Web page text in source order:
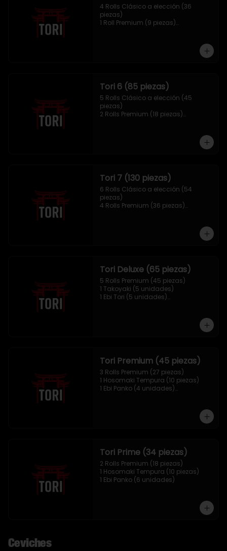
4 Rolls Clásico a elección (36
piezas)
1 Roll Premium (9 piezas)
Tori 6 (85 piezas)
5 Rolls Clásico a elección (45
piezas)
2 Rolls Premium (18 piezas)
Tori 7 (130 piezas)
6 Rolls Clásico a elección (54
piezas)
4 Rolls Premium (36 piezas)
Tori Deluxe (65 piezas)
5 Rolls Premium (45 piezas)
1 Takoyaki (5 unidades)
1 Ebi Tori (5 unidades)
Tori Premium (45 piezas)
3 Rolls Premium (27 piezas)
1 Hosomaki Tempura (10 piezas)
1 Ebi Panko (4 unidades)
Tori Prime (34 piezas)
2 Rolls Premium (18 piezas)
1 Hosomaki Tempura (10 piezas)
1 Ebi Panko (6 unidades)
Ceviches